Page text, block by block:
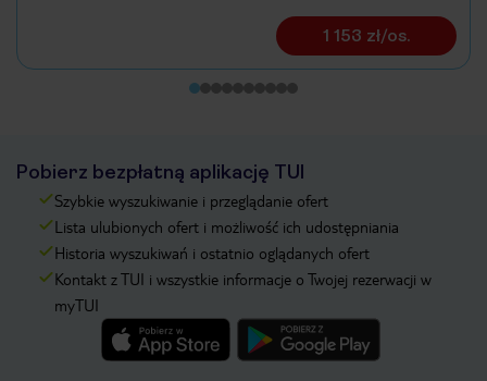
1 153 zł/os.
Pobierz bezpłatną aplikację TUI
Szybkie wyszukiwanie i przeglądanie ofert
Lista ulubionych ofert i możliwość ich udostępniania
Historia wyszukiwań i ostatnio oglądanych ofert
Kontakt z TUI i wszystkie informacje o Twojej rezerwacji w
myTUI